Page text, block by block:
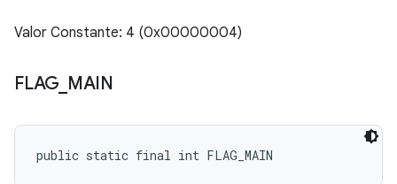
Valor Constante: 4 (0x00000004)
FLAG MAIN
public static final int FLAG_MAIN